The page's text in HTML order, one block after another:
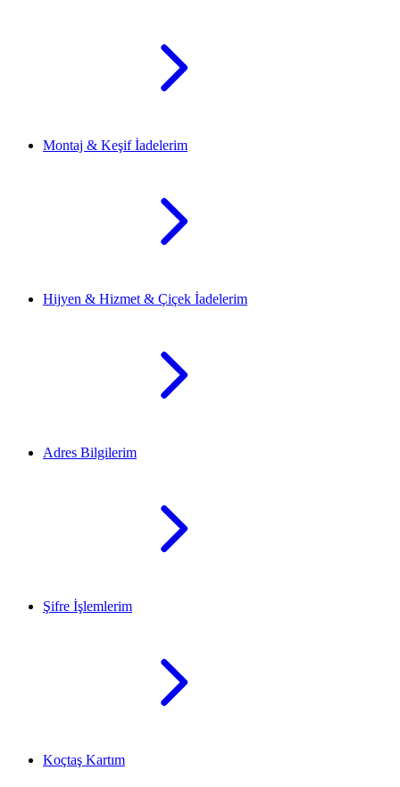
Montaj & Keşif İadelerim
Hijyen & Hizmet & Çiçek İadelerim
Adres Bilgilerim
Şifre İşlemlerim
Koçtaş Kartım